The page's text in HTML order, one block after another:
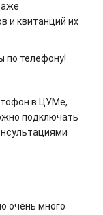
и квитанций их
по телефону!
в ЦУМе,
подключать
очень много